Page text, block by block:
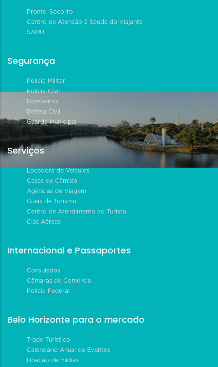
Pronto-Socorro
Centro de Atenção à Saúde do Viajante
SAMU
Segurança
Polícia Militar
Polícia Civil
Bombeiros
Defesa Civil
Guarda Municipal
Serviços
Locadora de Veículos
Casas de Câmbio
Agências de Viagem
Guias de Turismo
Centro de Atendimento ao Turista
Cias Aéreas
Internacional e Passaportes
Consulados
Câmaras de Comércio
Polícia Federal
Belo Horizonte para o mercado
Trade Turístico
Calendário Anual de Eventos
Doação de mídias